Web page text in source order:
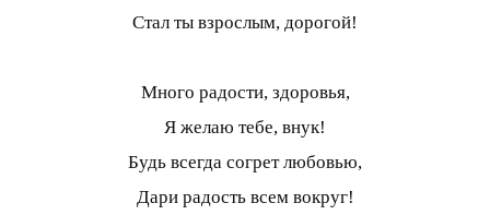
Стал ты взрослым, дорогой!
Много радости, здоровья,
Я желаю тебе, внук!
Будь всегда согрет любовью,
Дари радость всем вокруг!